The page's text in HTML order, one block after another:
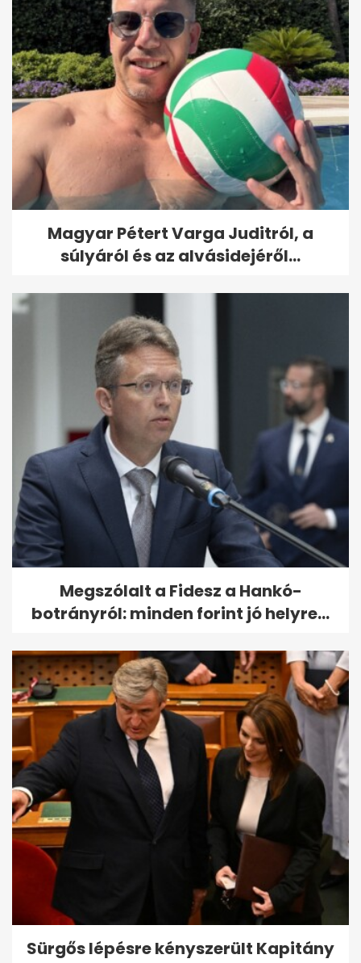
Magyar Pétert Varga Juditról, a
súlyáról és az alvásidejéről...
Megszólalt a Fidesz a Hankó-
botrányról: minden forint jó helyre...
Sürgős lépésre kényszerült Kapitány